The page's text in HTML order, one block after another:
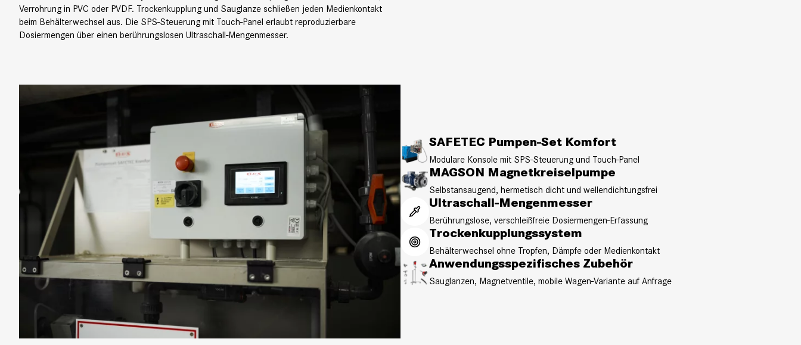
Verrohrung in PVC oder PVDF. Trockenkupplung und Sauglanze schließen jeden Medienkontakt
beim Behälterwechsel aus. Die SPS-Steuerung mit Touch-Panel erlaubt reproduzierbare
Dosiermengen über einen berührungslosen Ultraschall-Mengenmesser.
SAFETEC Pumpen-Set Komfort
Modulare Konsole mit SPS-Steuerung und Touch-Panel
MAGSON Magnetkreiselpumpe
Selbstansaugend, hermetisch dicht und wellendichtungsfrei
Ultraschall-Mengenmesser
Berührungslose, verschleißfreie Dosiermengen-Erfassung
Trockenkupplungssystem
Behälterwechsel ohne Tropfen, Dämpfe oder Medienkontakt
Anwendungsspezifisches Zubehör
Sauglanzen, Magnetventile, mobile Wagen-Variante auf Anfrage